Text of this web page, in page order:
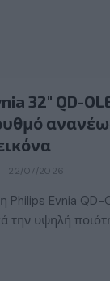
32″ QD-
22/07/2026
Philips Evnia QD-
την υψηλή